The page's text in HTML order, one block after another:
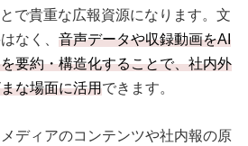
で貴重な広報資源になります。文
なく、 音声データや収録動画をAI
要約・構造化することで、社内外
な場面に活用できます。
ディアのコンテンツや社内報の原